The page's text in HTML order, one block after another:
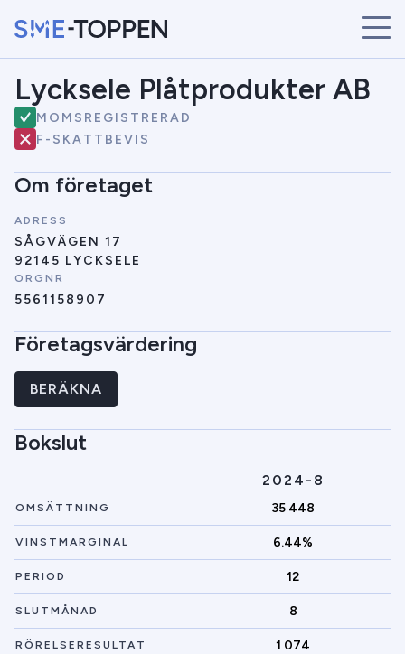
START
ÅRETS VINNARE
BRANSCHER
NYHETER
Lycksele Plåtprodukter AB
MOMSREGISTRERAD
F-SKATTBEVIS
Om företaget
ADRESS
SÅGVÄGEN 17
92145 LYCKSELE
ORGNR
5561158907
Företagsvärdering
BERÄKNA
Bokslut
2024-8
OMSÄTTNING 35 448
VINSTMARGINAL 6.44%
PERIOD 12
SLUTMÅNAD 8
RÖRELSERESULTAT 1 074